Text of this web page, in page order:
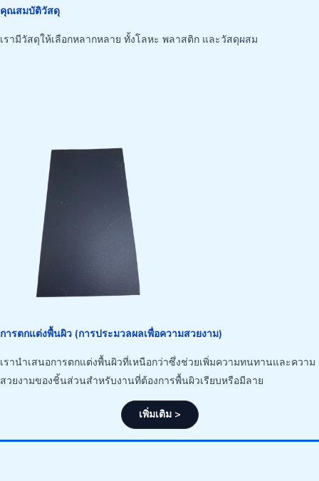
คุณสมบัติวัสดุ
เรามีวัสดุให้เลือกหลากหลาย ทั้งโลหะ พลาสติก และวัสดุผสม
การตกแต่งพื้นผิว (การประมวลผลเพื่อความสวยงาม)
เรานำเสนอการตกแต่งพื้นผิวที่เหนือกว่าซึ่งช่วยเพิ่มความทนทานและความ
สวยงามของชิ้นส่วนสำหรับงานที่ต้องการพื้นผิวเรียบหรือมีลาย
เพิ่มเติม >